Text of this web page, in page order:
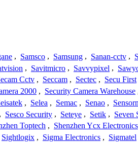
, Samsco , Samsung , Sanan-cctv ,
, Savitmicro , Savvypixel ,
Cctv , Seccam , Sectec , Secu First
2000 , Security Camera Warehouse
, Selea , Semac , Senao ,
, Sesco Security , Seteye , Setik , Seven
Toptech , Shenzhen Ycx Electronics
Sightlogix , Sigma Electronics , Sigmatel